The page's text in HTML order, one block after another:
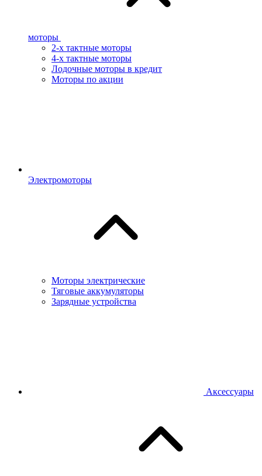
моторы
2-х тактные моторы
4-х тактные моторы
Лодочные моторы в кредит
Моторы по акции
Электромоторы
Моторы электрические
Тяговые аккумуляторы
Зарядные устройства
Аксессуары